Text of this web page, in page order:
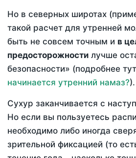
Но в северных широтах
такой расчет для утренней
быть не совсем точным и в
предосторожности лучше
безопасности» (подробнее
начинается утренний намаз?).
Сухур заканчивается с
Но если вы пользуетесь
необходимо либо иногда
зрительной фиксацией (то